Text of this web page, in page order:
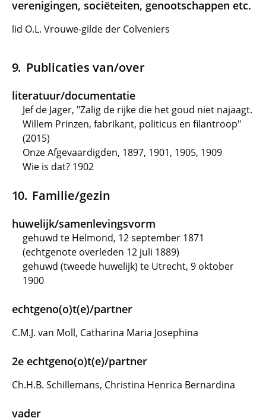
verenigingen, sociëteiten, genootschappen etc.
lid O.L. Vrouwe-gilde der Colveniers
Publicaties van/over
literatuur/documentatie
Jef de Jager, "Zalig de rijke die het goud niet najaagt.
Willem Prinzen, fabrikant, politicus en filantroop"
(2015)
Onze Afgevaardigden, 1897, 1901, 1905, 1909
Wie is dat? 1902
Familie/gezin
huwelijk/samenlevingsvorm
gehuwd te Helmond, 12 september 1871
(echtgenote overleden 12 juli 1889)
gehuwd (tweede huwelijk) te Utrecht, 9 oktober
1900
echtgeno(o)t(e)/partner
C.M.J. van Moll, Catharina Maria Josephina
2e echtgeno(o)t(e)/partner
Ch.H.B. Schillemans, Christina Henrica Bernardina
vader